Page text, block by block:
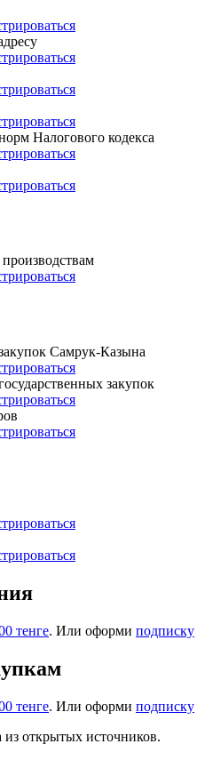
Налогового кодекса
Самрук-Казына
закупок
тенге. Или оформи подписку
тенге. Или оформи подписку
открытых источников.